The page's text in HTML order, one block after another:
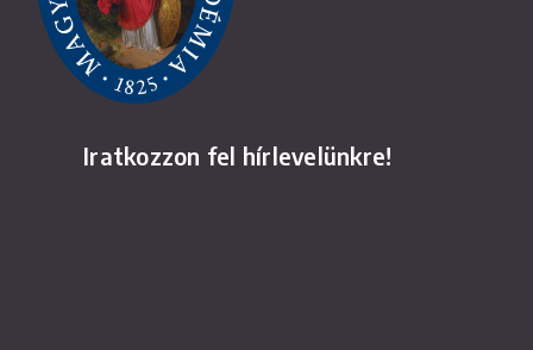
Iratkozzon fel hírlevelünkre!